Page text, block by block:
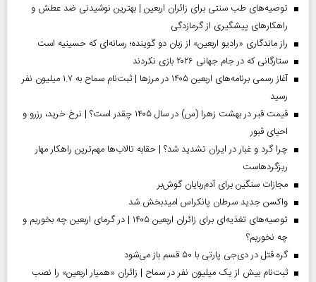
توصیه‌های طب سنتی برای زائران اربعین | بهترین نوشیدنی ضد عطش و
راهکارهای پیشگیری از گرمازدگی
راز ماندگاری «رادیو اربعین» از زبان دو گوینده؛ رسانه‌ای که حسینیه است
ستارگانی که در جام جهانی ۲۰۲۶ بازی نکردند
آغاز رسمی برنامه‌های اربعین ۱۴۰۵ در مرز‌ها | ثبت‌نام سماح به ۱.۷ میلیون نفر
رسید
قیمت قبر در بهشت زهرا (س) در سال ۱۴۰۵ چقدر است؟ | نرخ خرید، رزرو و
احیای قبور
چرا گرد و غبار در ایران تشدید شد؟ | حقابه تالاب‌ها مهم‌ترین راهکار مهار
ریزگردهاست
مجازات سنگین برای آدم‌ربایان گوش‌بر
واکسن جدید سرطان پانکراس امیدبخش شد
توصیه‌های تغذیه‌ای برای زائران اربعین ۱۴۰۵ | در گرمای اربعین چه بخوریم و
چه نخوریم؟
گره قتل در دی‌جی پارتی با ۵۰ قسم باز می‌شود
ثبت‌نام بیش از یک میلیون نفر در سماح | زائران «همیار اربعین» را نصب